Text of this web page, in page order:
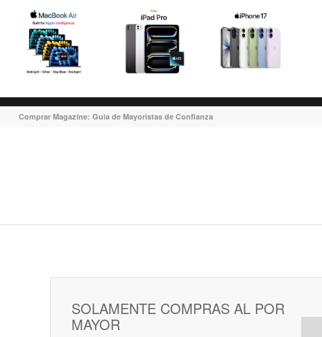
Comprar Magazine: Guia de Mayoristas de Confianza
SOLAMENTE COMPRAS AL POR
MAYOR